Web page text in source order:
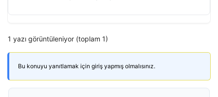
1 yazı görüntüleniyor (toplam 1)
Bu konuyu yanıtlamak için giriş yapmış olmalısınız.